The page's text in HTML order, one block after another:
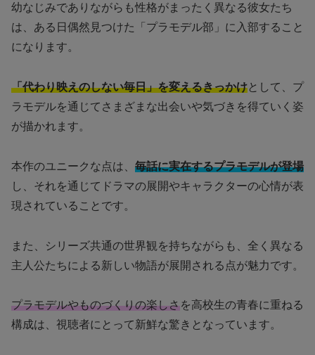
幼なじみでありながらも性格がまったく異なる彼女たち
は、ある日偶然見つけた「プラモデル部」に入部すること
になります。
「代わり映えのしない毎日」を変えるきっかけとして、プ
ラモデルを通じてさまざまな出会いや気づきを得ていく姿
が描かれます。
本作のユニークな点は、 毎話に実在するプラモデルが登場
し、それを通じてドラマの展開やキャラクターの心情が表
現されていることです。
また、シリーズ共通の世界観を持ちながらも、全く異なる
主人公たちによる新しい物語が展開される点が魅力です。
プラモデルやものづくりの楽しさを高校生の青春に重ねる
構成は、視聴者にとって新鮮な驚きとなっています。